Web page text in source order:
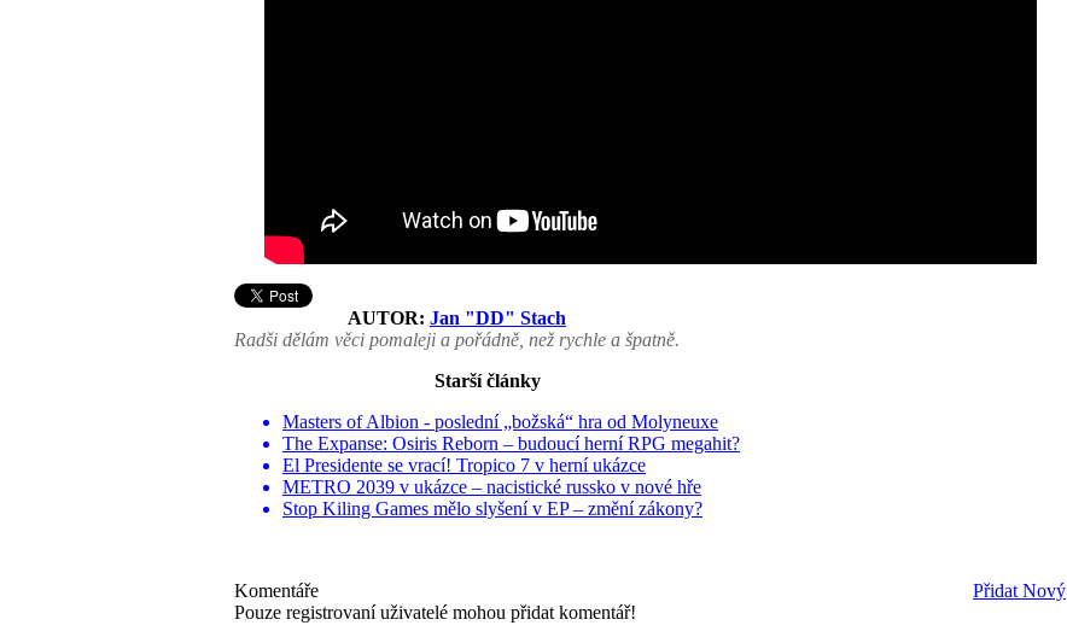
AUTOR: Jan "DD" Stach
Radši dělám věci pomaleji a pořádně, než rychle a špatně.
Starší články
Masters of Albion - poslední „božská“ hra od Molyneuxe
The Expanse: Osiris Reborn – budoucí herní RPG megahit?
El Presidente se vrací! Tropico 7 v herní ukázce
METRO 2039 v ukázce – nacistické russko v nové hře
Stop Kiling Games mělo slyšení v EP – změní zákony?
Komentáře
Přidat Nový
Pouze registrovaní uživatelé mohou přidat komentář!